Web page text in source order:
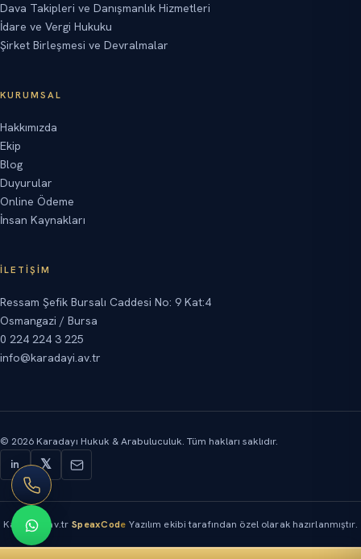
Dava Takipleri ve Danışmanlık Hizmetleri
İdare ve Vergi Hukuku
Şirket Birleşmesi ve Devralmalar
KURUMSAL
Hakkımızda
Ekip
Blog
Duyurular
Online Ödeme
İnsan Kaynakları
İLETIŞIM
Ressam Şefik Bursalı Caddesi No: 9 Kat:4
Osmangazi / Bursa
0 224 224 3 225
info@karadayi.av.tr
© 2026 Karadayı Hukuk & Arabuluculuk. Tüm hakları saklıdır.
in
𝕏
Karadayi.av.tr SpeaxCode Yazılım ekibi tarafından özel olarak hazırlanmıştır.